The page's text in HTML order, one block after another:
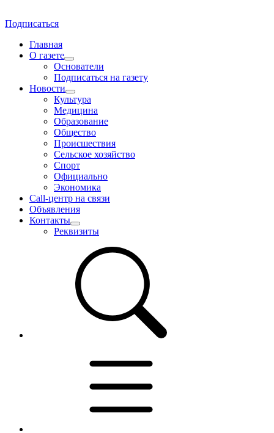
Подписаться
Главная
О газете
Основатели
Подписаться на газету
Новости
Культура
Медицина
Образование
Общество
Происшествия
Сельское хозяйство
Спорт
Официально
Экономика
Call-центр на связи
Объявления
Контакты
Реквизиты